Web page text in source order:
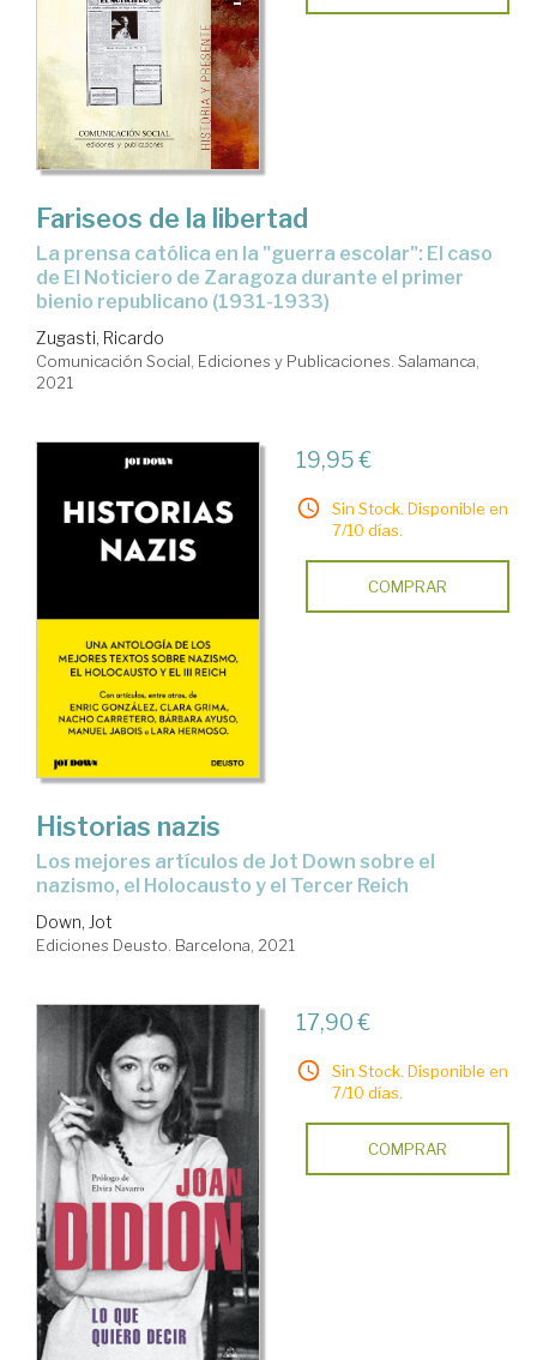
Fariseos de la libertad
La prensa católica en la "guerra escolar": El caso
de El Noticiero de Zaragoza durante el primer
bienio republicano (1931-1933)
Zugasti, Ricardo
Comunicación Social, Ediciones y Publicaciones. Salamanca,
2021
19,95 €
Sin Stock. Disponible en
7/10 días.
COMPRAR
Historias nazis
los mejores artículos de Jot Down sobre el
nazismo, el Holocausto y el Tercer Reich
Down, Jot
Ediciones Deusto. Barcelona, 2021
17,90 €
Sin Stock. Disponible en
7/10 días.
COMPRAR